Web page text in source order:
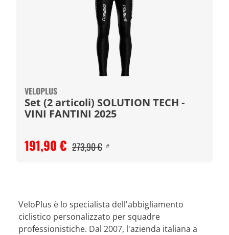
VELOPLUS
Set (2 articoli) SOLUTION TECH -
VINI FANTINI 2025
191,90 € 273,90 € #
VeloPlus è lo specialista dell'abbigliamento
ciclistico personalizzato per squadre
professionistiche. Dal 2007, l'azienda italiana a